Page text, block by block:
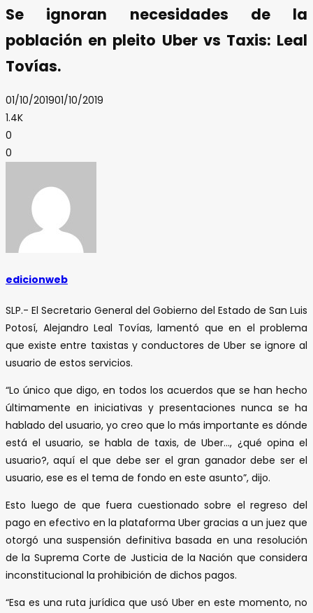
Se ignoran necesidades de la
población en pleito Uber vs Taxis: Leal
Tovías.
01/10/201901/10/2019
1.4K
0
0
edicionweb
SLP.- El Secretario General del Gobierno del Estado de San Luis
Potosí, Alejandro Leal Tovías, lamentó que en el problema
que existe entre taxistas y conductores de Uber se ignore al
usuario de estos servicios.
“Lo único que digo, en todos los acuerdos que se han hecho
últimamente en iniciativas y presentaciones nunca se ha
hablado del usuario, yo creo que lo más importante es dónde
está el usuario, se habla de taxis, de Uber…, ¿qué opina el
usuario?, aquí el que debe ser el gran ganador debe ser el
usuario, ese es el tema de fondo en este asunto”, dijo.
Esto luego de que fuera cuestionado sobre el regreso del
pago en efectivo en la plataforma Uber gracias a un juez que
otorgó una suspensión definitiva basada en una resolución
de la Suprema Corte de Justicia de la Nación que considera
inconstitucional la prohibición de dichos pagos.
“Esa es una ruta jurídica que usó Uber en este momento, no